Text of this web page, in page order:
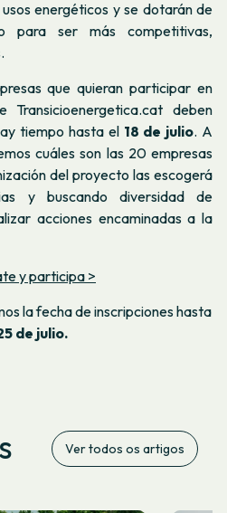
energéticos y se dotarán de
para ser más competitivas,
que quieran participar en
deben
tiempo hasta el 18 de julio. A
cuáles son las 20 empresas
del proyecto las escogerá
y buscando diversidad de
acciones encaminadas a la
y participa >
la fecha de inscripciones hasta
de julio.
Ver todos os artigos